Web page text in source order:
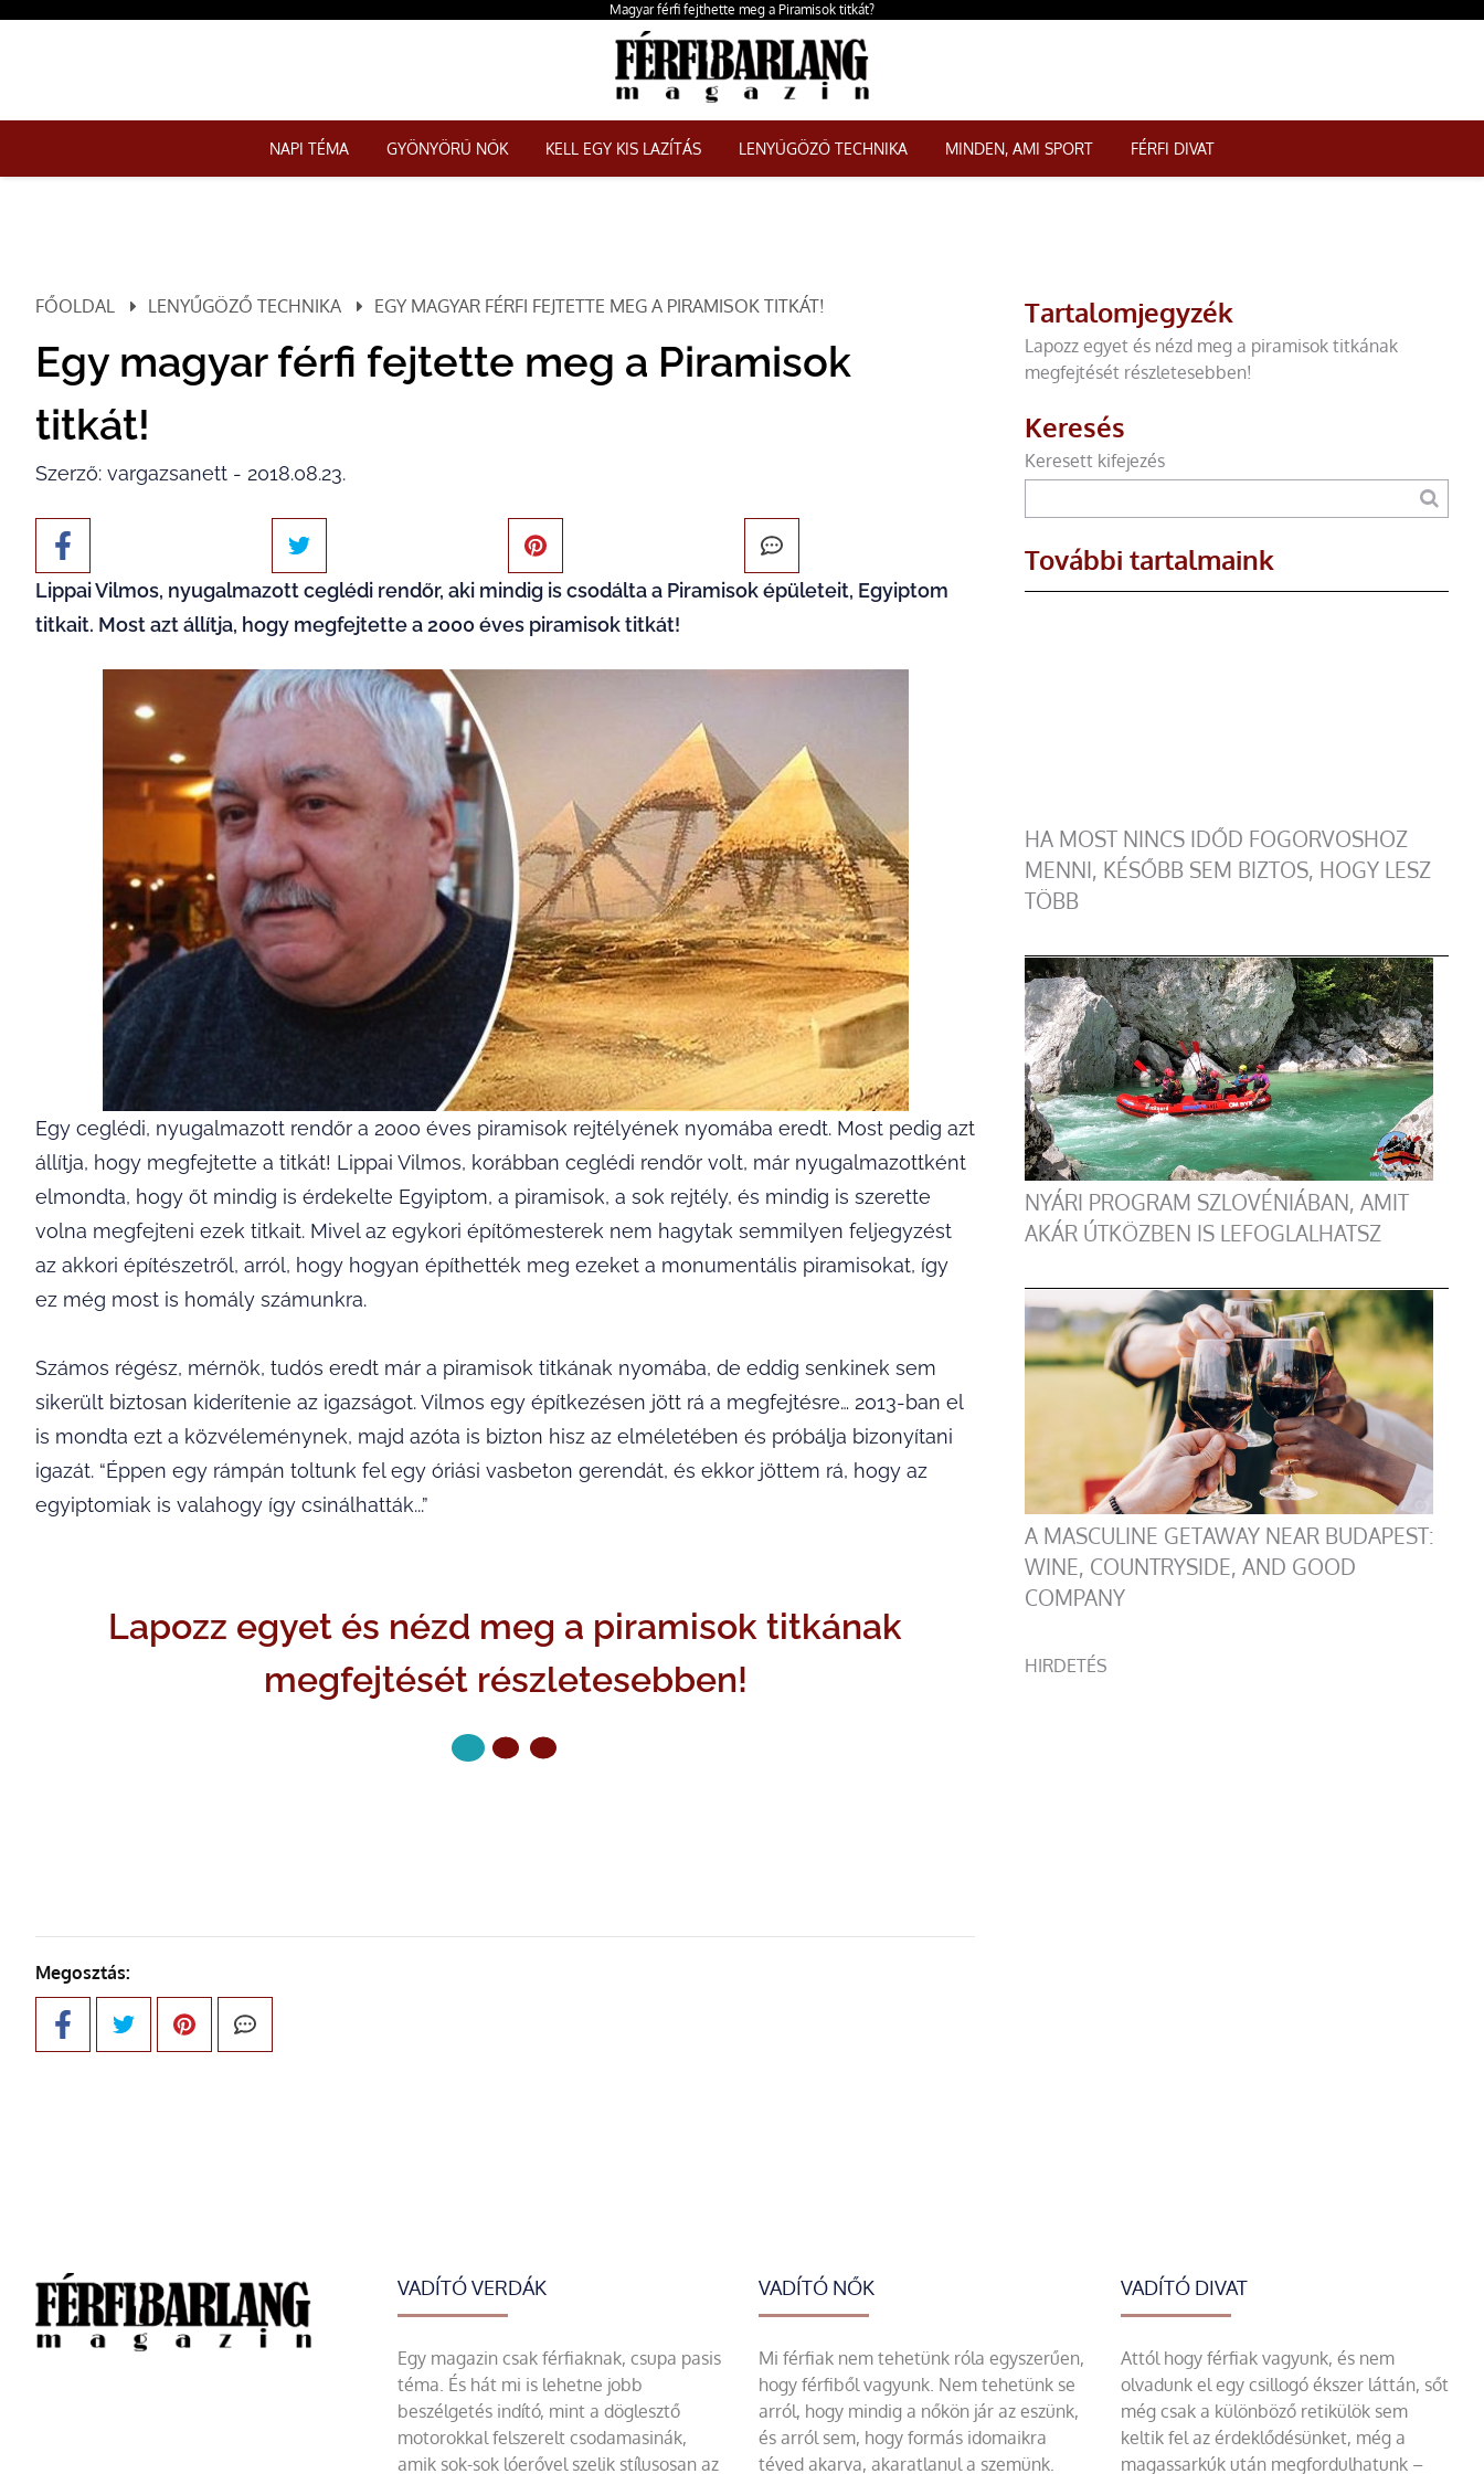
Magyar férfi fejthette meg a Piramisok titkát?
NAPI TÉMA GYÖNYÖRŰ NŐK KELL EGY KIS LAZÍTÁS LENYŰGÖZŐ TECHNIKA MINDEN, AMI SPORT FÉRFI DIVAT
FŐOLDAL LENYŰGÖZŐ TECHNIKA EGY MAGYAR FÉRFI FEJTETTE MEG A PIRAMISOK TITKÁT!
Egy magyar férfi fejtette meg a Piramisok
titkát!
Szerző: vargazsanett - 2018.08.23.
Lippai Vilmos, nyugalmazott ceglédi rendőr, aki mindig is csodálta a Piramisok épületeit, Egyiptom
titkait. Most azt állítja, hogy megfejtette a 2000 éves piramisok titkát!
Egy ceglédi, nyugalmazott rendőr a 2000 éves piramisok rejtélyének nyomába eredt. Most pedig azt
állítja, hogy megfejtette a titkát! Lippai Vilmos, korábban ceglédi rendőr volt, már nyugalmazottként
elmondta, hogy őt mindig is érdekelte Egyiptom, a piramisok, a sok rejtély, és mindig is szerette
volna megfejteni ezek titkait. Mivel az egykori építőmesterek nem hagytak semmilyen feljegyzést
az akkori építészetről, arról, hogy hogyan építhették meg ezeket a monumentális piramisokat, így
ez még most is homály számunkra.
Számos régész, mérnök, tudós eredt már a piramisok titkának nyomába, de eddig senkinek sem
sikerült biztosan kiderítenie az igazságot. Vilmos egy építkezésen jött rá a megfejtésre… 2013-ban el
is mondta ezt a közvéleménynek, majd azóta is bizton hisz az elméletében és próbálja bizonyítani
igazát. “Éppen egy rámpán toltunk fel egy óriási vasbeton gerendát, és ekkor jöttem rá, hogy az
egyiptomiak is valahogy így csinálhatták...”
Lapozz egyet és nézd meg a piramisok titkának
megfejtését részletesebben!
Megosztás:
Tartalomjegyzék
Lapozz egyet és nézd meg a piramisok titkának
megfejtését részletesebben!
Keresés
Keresett kifejezés
További tartalmaink
HA MOST NINCS IDŐD FOGORVOSHOZ
MENNI, KÉSŐBB SEM BIZTOS, HOGY LESZ
TÖBB
NYÁRI PROGRAM SZLOVÉNIÁBAN, AMIT
AKÁR ÚTKÖZBEN IS LEFOGLALHATSZ
A MASCULINE GETAWAY NEAR BUDAPEST:
WINE, COUNTRYSIDE, AND GOOD
COMPANY
HIRDETÉS
VADÍTÓ VERDÁK
Egy magazin csak férfiaknak, csupa pasis
téma. És hát mi is lehetne jobb
beszélgetés indító, mint a döglesztő
motorokkal felszerelt csodamasinák,
amik sok-sok lóerővel szelik stílusosan az
VADÍTÓ NŐK
Mi férfiak nem tehetünk róla egyszerűen,
hogy férfiből vagyunk. Nem tehetünk se
arról, hogy mindig a nőkön jár az eszünk,
és arról sem, hogy formás idomaikra
téved akarva, akaratlanul a szemünk.
VADÍTÓ DIVAT
Attól hogy férfiak vagyunk, és nem
olvadunk el egy csillogó ékszer láttán, sőt
még csak a különböző retikülök sem
keltik fel az érdeklődésünket, még a
magassarkúk után megfordulhatunk –